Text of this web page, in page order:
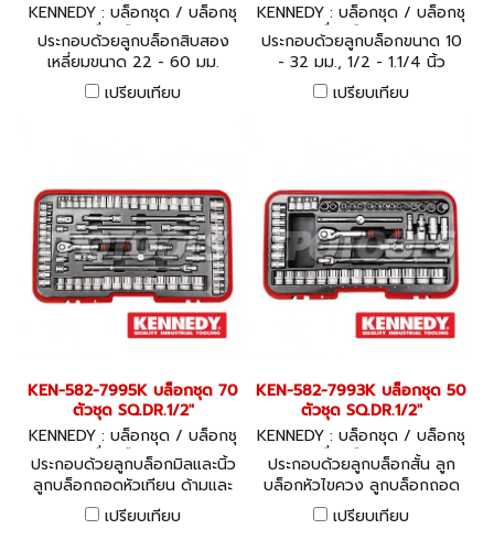
KENNEDY : บล็อกชุด / บล็อกชุ
ดพร้อมเครื่องมือ KEN-582-87
20K
ประกอบด้วยลูกบล็อกสิบสอง
เหลี่ยมขนาด 22 - 60 มม.
พร้อมด้ามและข้อต่อในชุด
เปรียบเทียบ
KENNEDY : บล็อกชุด / บล็อกชุ
ดพร้อมเครื่องมือ KEN-582-79
97K
ประกอบด้วยลูกบล็อกขนาด 10
- 32 มม., 1/2 - 1.1/4 นิ้ว
พร้อมด้ามบล็อกในชุด
เปรียบเทียบ
KEN-582-7995K บล็อกชุด 70
ตัวชุด SQ.DR.1/2"
KENNEDY : บล็อกชุด / บล็อกชุ
ดพร้อมเครื่องมือ KEN-582-79
95K
ประกอบด้วยลูกบล็อกมิลและนิ้ว
ลูกบล็อกถอดหัวเทียน ด้ามและ
ข้อต่อในชุด 70 ชิ้น
เปรียบเทียบ
KEN-582-7993K บล็อกชุด 50
ตัวชุด SQ.DR.1/2"
KENNEDY : บล็อกชุด / บล็อกชุ
ดพร้อมเครื่องมือ KEN-582-79
93K
ประกอบด้วยลูกบล็อกสั้น ลูก
บล็อกหัวไขควง ลูกบล็อกถอด
หัวเทียน ด้ามและข้อต่อในชุด 50
ชิ้น
เปรียบเทียบ